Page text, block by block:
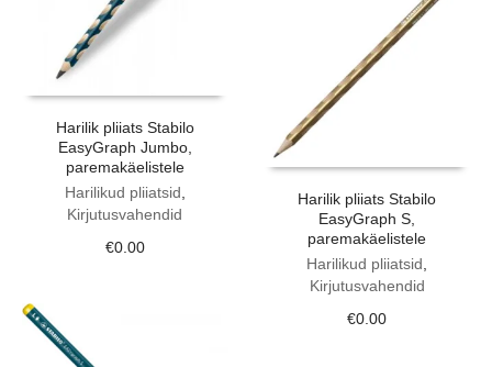
Harilik pliiats Stabilo
EasyGraph Jumbo,
paremakäelistele
Harilikud pliiatsid
Kirjutusvahendid
€0.00
Harilik pliiats Stabilo
EasyGraph S,
paremakäelistele
Harilikud pliiatsid
Kirjutusvahendid
€0.00